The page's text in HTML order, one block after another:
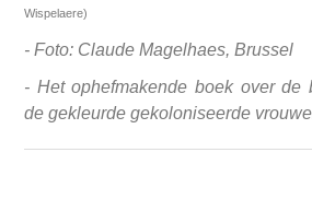
Wispelaere)
- Foto: Claude Magelhaes, Brussel
- Het ophefmakende boek over de
de gekleurde gekoloniseerde